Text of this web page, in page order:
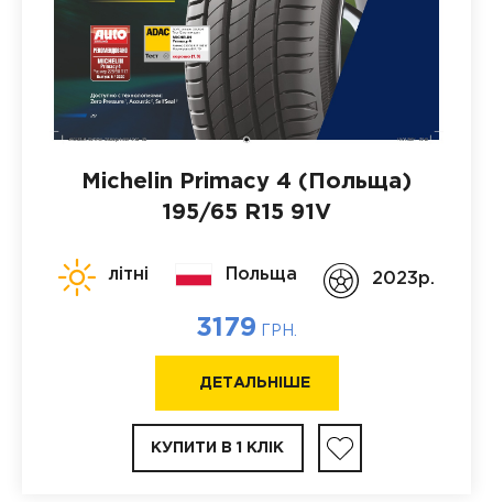
Michelin Primacy 4 (Польща)
195/65 R15 91V
літні Польща 2023p.
3179 ГРН.
ДЕТАЛЬНІШЕ
КУПИТИ В 1 КЛІК